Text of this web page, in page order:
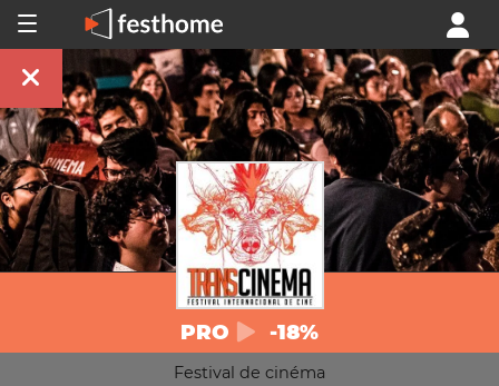
PRO -18%
Festival de cinéma